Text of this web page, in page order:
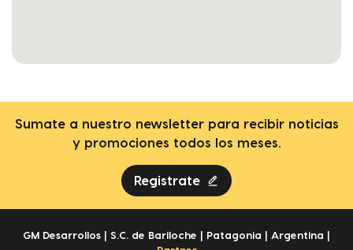
Sumate a nuestro newsletter para recibir noticias
y promociones todos los meses.
Registrate
GM Desarrollos | S.C. de Bariloche | Patagonia | Argentina |